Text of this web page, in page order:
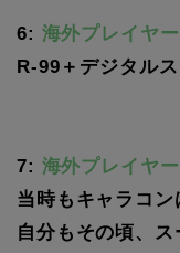
6: 海外プレイヤ
R-99＋デジタル
7: 海外プレイヤ
当時もキャラコン
自分もその頃、